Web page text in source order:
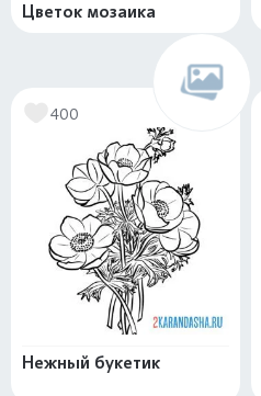
Цветок мозаика
400
Нежный букетик